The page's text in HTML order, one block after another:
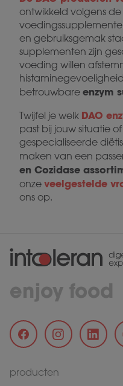
ontwikkeld volgens
en gebruiksgemak
supplementen zijn
voeding willen
betrouwbare enzym
Twijfel je welk DAO
past bij jouw situatie
gespecialiseerde
maken van een
en Cozidase
onze veelgestelde
ons op.
enjoy food
producten